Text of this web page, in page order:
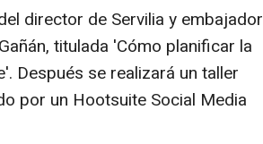
director de Servilia y embajador
titulada 'Cómo planificar la
Después se realizará un taller
por un Hootsuite Social Media